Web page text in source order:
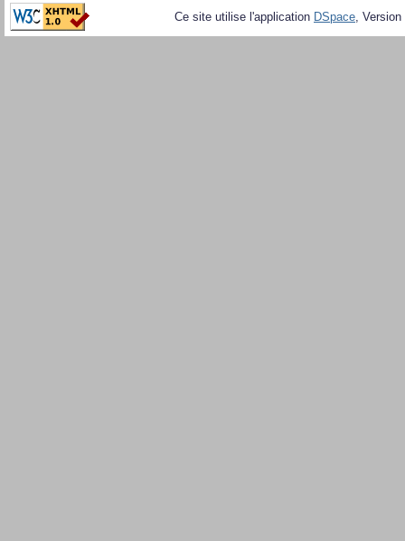
Ce site utilise l'application DSpace,